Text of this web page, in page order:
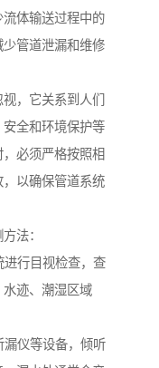
体输送过程中的
少管道泄漏和维修
，它关系到人们
全和环境保护等
必须严格按照相
以确保管道系统
法：
进行目视检查，查
迹、潮湿区域
漏仪等设备，倾听